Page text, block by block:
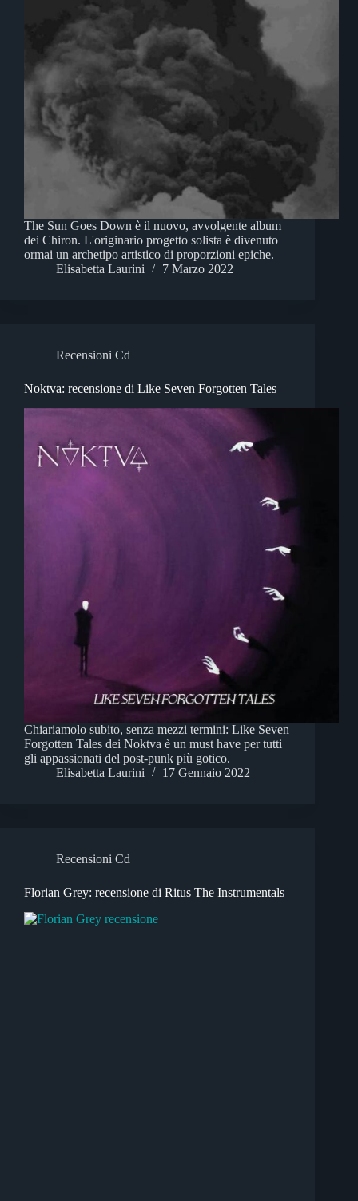
The Sun Goes Down è il nuovo, avvolgente album
dei Chiron. L'originario progetto solista è divenuto
ormai un archetipo artistico di proporzioni epiche.
Elisabetta Laurini
7 Marzo 2022
Recensioni Cd
Noktva: recensione di Like Seven Forgotten Tales
Chiariamolo subito, senza mezzi termini: Like Seven
Forgotten Tales dei Noktva è un must have per tutti
gli appassionati del post-punk più gotico.
Elisabetta Laurini
17 Gennaio 2022
Recensioni Cd
Florian Grey: recensione di Ritus The Instrumentals